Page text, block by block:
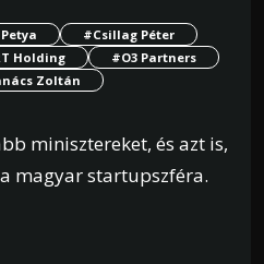
#Csillag Péter
Holding
#O3 Partners
Zoltán
minisztereket, és azt is,
magyar startupszféra.